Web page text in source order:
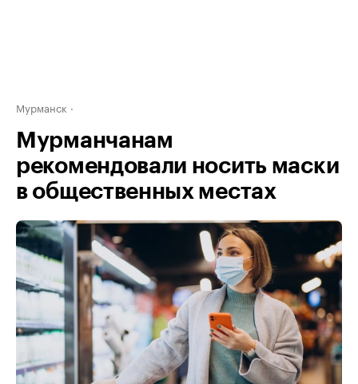
Мурманск
Мурманчанам
рекомендовали носить маски
в общественных местах